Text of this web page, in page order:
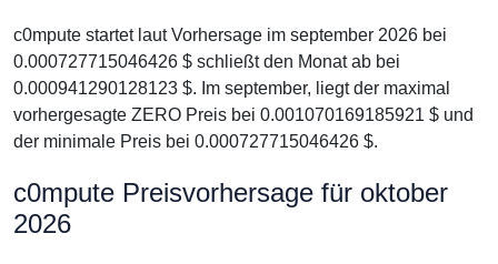
c0mpute startet laut Vorhersage im september 2026 bei
0.000727715046426 $ schließt den Monat ab bei
0.000941290128123 $. Im september, liegt der maximal
vorhergesagte ZERO Preis bei 0.001070169185921 $ und
der minimale Preis bei 0.000727715046426 $.
c0mpute Preisvorhersage für oktober
2026